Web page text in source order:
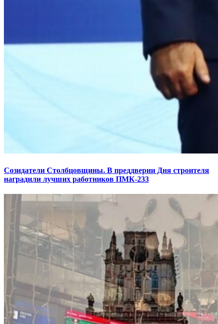
Созидатели Столбцовщины. В преддверии Дня строителя
наградили лучших работников ПМК-233